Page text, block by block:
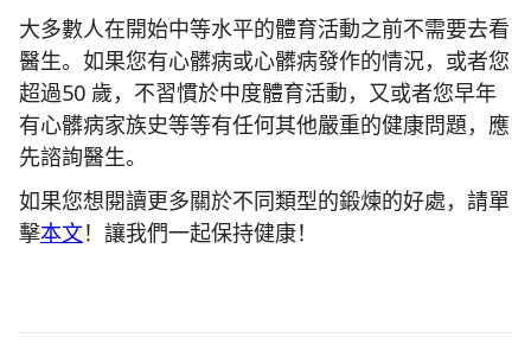
大多數人在開始中等水平的體育活動之前不需要去看
醫生。如果您有心髒病或心髒病發作的情況，或者您
超過50 歲，不習慣於中度體育活動，又或者您早年
有心髒病家族史等等有任何其他嚴重的健康問題，應
先諮詢醫生。
如果您想閱讀更多關於不同類型的鍛煉的好處，請單
擊本文！讓我們一起保持健康！